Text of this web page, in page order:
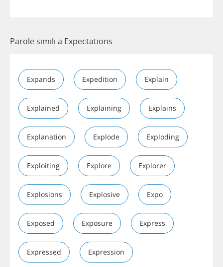
Parole simili a Expectations
Expands Expedition Explain
Explained Explaining Explains
Explanation Explode Exploding
Exploiting Explore Explorer
Explosions Explosive Expo
Exposed Exposure Express
Expressed Expression